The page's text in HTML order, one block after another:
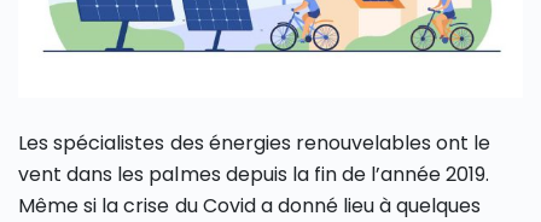
Les spécialistes des énergies renouvelables ont le
vent dans les palmes depuis la fin de l’année 2019.
Même si la crise du Covid a donné lieu à quelques